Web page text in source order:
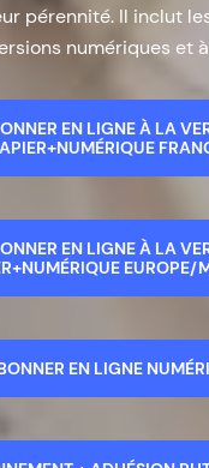
pérennité. Il inclut
numériques et
EN LIGNE À LA
EN LIGNE À LA
EUROPE/
EN LIGNE